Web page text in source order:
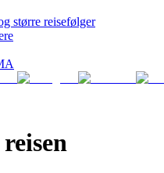
større reisefølger